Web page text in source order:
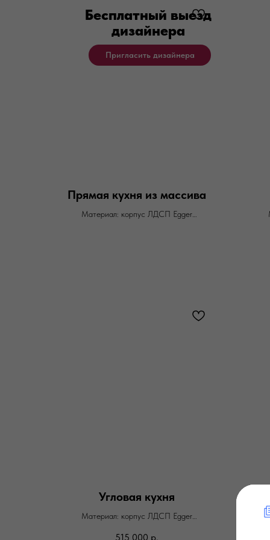
Прямая кухня из массива
Материал: корпус ЛДСП Egger
Угловая кухня
Материал: корпус ЛДСП Egger
515 000 р.
Бесплатный выезд
дизайнера
Пригласить дизайнера